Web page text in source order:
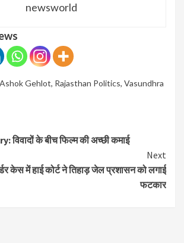
newsworld
Ashok Gehlot, Rajasthan Politics, Vasundhra
विवादों के बीच फिल्म की अच्छी कमाई
Next
केस में हाई कोर्ट ने तिहाड़ जेल प्रशासन को लगाई
फटकार